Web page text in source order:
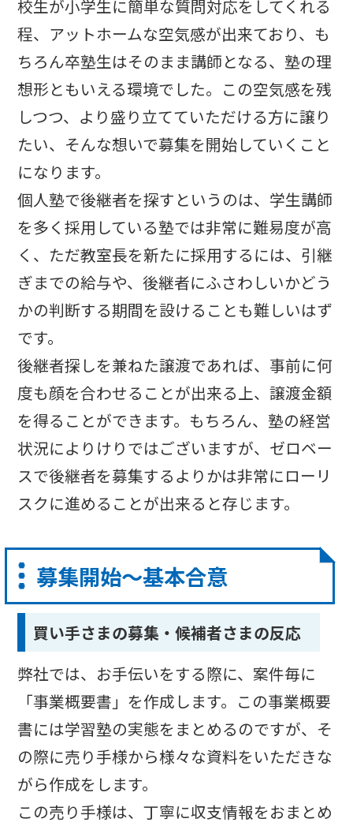
校生が小学生に簡単な質問対応をしてくれる
程、アットホームな空気感が出来ており、も
ちろん卒塾生はそのまま講師となる、塾の理
想形ともいえる環境でした。この空気感を残
しつつ、より盛り立てていただける方に譲り
たい、そんな想いで募集を開始していくこと
になります。
個人塾で後継者を探すというのは、学生講師
を多く採用している塾では非常に難易度が高
く、ただ教室長を新たに採用するには、引継
ぎまでの給与や、後継者にふさわしいかどう
かの判断する期間を設けることも難しいはず
です。
後継者探しを兼ねた譲渡であれば、事前に何
度も顔を合わせることが出来る上、譲渡金額
を得ることができます。もちろん、塾の経営
状況によりけりではございますが、ゼロベー
スで後継者を募集するよりかは非常にローリ
スクに進めることが出来ると存じます。
募集開始〜基本合意
買い手さまの募集・候補者さまの反応
弊社では、お手伝いをする際に、案件毎に
「事業概要書」を作成します。この事業概要
書には学習塾の実態をまとめるのですが、そ
の際に売り手様から様々な資料をいただきな
がら作成をします。
この売り手様は、丁寧に収支情報をおまとめ